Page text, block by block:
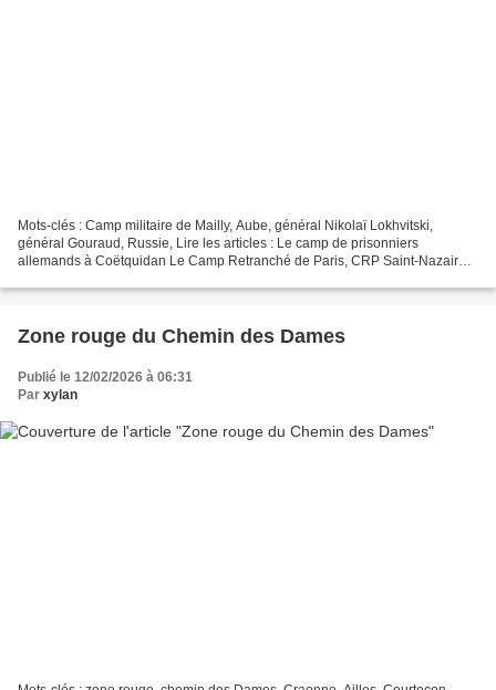
Mots-clés : Camp militaire de Mailly, Aube, général Nikolaï Lokhvitski,
général Gouraud, Russie, Lire les articles : Le camp de prisonniers
allemands à Coëtquidan Le Camp Retranché de Paris, CRP Saint-Nazaire à
Zone rouge du Chemin des Dames
Publié le 12/02/2026 à 06:31
Par xylan